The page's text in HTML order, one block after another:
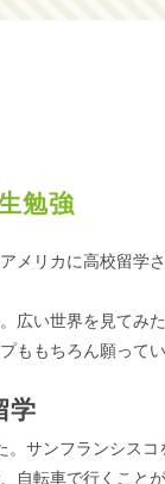
勉強
メリカに高校留学
広い世界を見てみ
ももちろん願ってい
学
サンフランシス
自転車で行くこと